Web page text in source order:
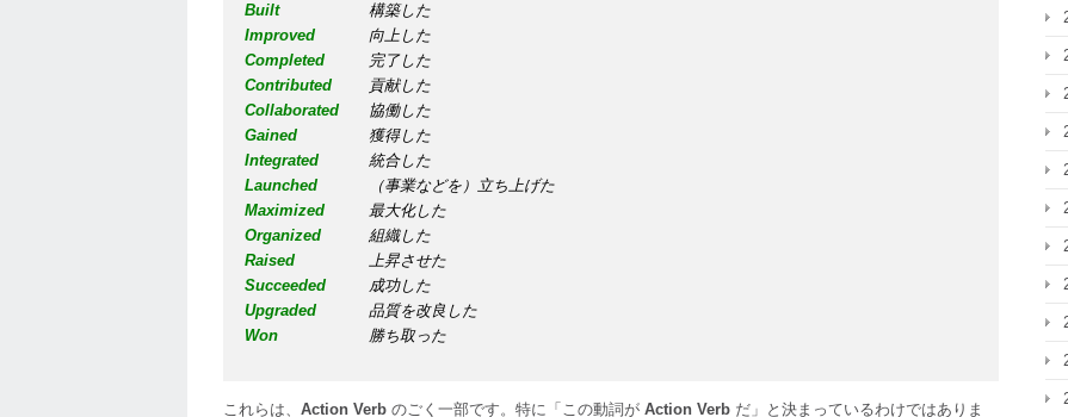
Built
構築した
Improved
向上した
Completed
完了した
Contributed
貢献した
Collaborated
協働した
Gained
獲得した
Integrated
統合した
Launched
（事業などを）立ち上げた
Maximized
最大化した
Organized
組織した
Raised
上昇させた
Succeeded
成功した
Upgraded
品質を改良した
Won
勝ち取った
これらは、 Action Verb のごく一部です。特に「この動詞が Action Verb だ」と決まっているわけではありま